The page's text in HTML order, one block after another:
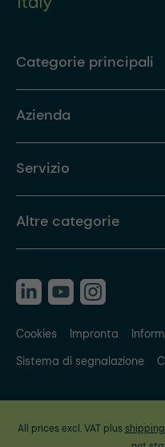
Categorie principali
Azienda
Servizio
Altre categorie
Cookies Impronta
Sistema di segnalazione
All prices excl. VAT plus